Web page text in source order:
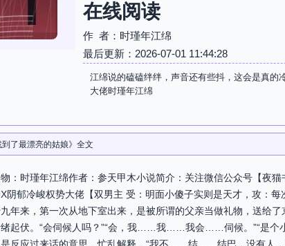
在线阅读
作 者：时瑾年江绵
最后更新：2026-07-01 11:44:28
江绵说的磕磕绊绊，声音还有些抖，这会是真
大佬时瑾年江绵
到了最漂亮的姑娘》全文
物：时瑾年江绵作者：参天甲木小说简介：关注微信公众号【夜
阴郁冷峻权势大佬【双男主 受：明面小傻子实则是天才，攻：
年来，第一次从地下室出来，是被所谓的父亲当做礼物，送给
起伏。“会伺候人吗？”“会，我……我……我会……伺候。”“是个